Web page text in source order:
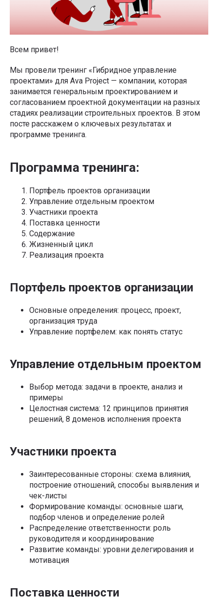
Всем привет!
Мы провели тренинг «Гибридное управление
проектами» для Ava Project — компании, которая
занимается генеральным проектированием и
согласованием проектной документации на разных
стадиях реализации строительных проектов. В этом
посте расскажем о ключевых результатах и
программе тренинга.
Программа тренинга:
Портфель проектов организации
Управление отдельным проектом
Участники проекта
Поставка ценности
Содержание
Жизненный цикл
Реализация проекта
Портфель проектов организации
Основные определения: процесс, проект,
организация труда
Управление портфелем: как понять статус
Управление отдельным проектом
Выбор метода: задачи в проекте, анализ и
примеры
Целостная система: 12 принципов принятия
решений, 8 доменов исполнения проекта
Участники проекта
Заинтересованные стороны: схема влияния,
построение отношений, способы выявления и
чек-листы
Формирование команды: основные шаги,
подбор членов и определение ролей
Распределение ответственности: роль
руководителя и координирование
Развитие команды: уровни делегирования и
мотивация
Поставка ценности